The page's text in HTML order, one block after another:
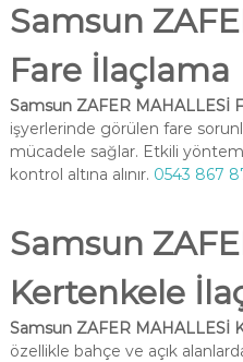
Samsun
Fare İlaçlama
Samsun ZAFER MAHALLESİ
işyerlerinde görülen fare
mücadele sağlar. Etkili
kontrol altına alınır. 0543 867
Samsun
Kertenkele
Samsun ZAFER MAHALLESİ
özellikle bahçe ve açık